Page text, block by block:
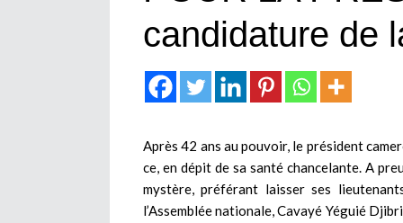
candidature de
Après 42 ans au pouvoir, le président
ce, en dépit de sa santé chancelante. A
mystère, préférant laisser ses
l’Assemblée nationale, Cavayé Yéguié